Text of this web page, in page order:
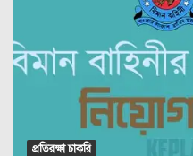
প্রতিরক্ষা চাকরি